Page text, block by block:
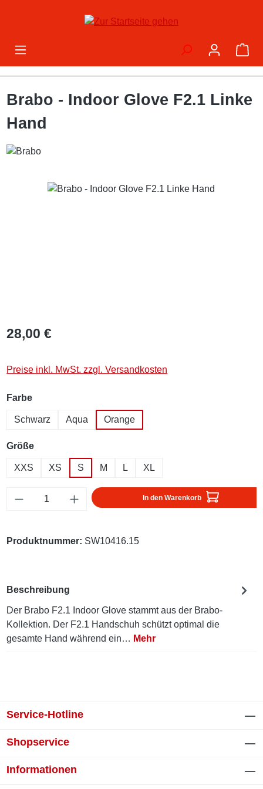
Zum Hauptinhalt springen
Brabo - Indoor Glove F2.1 Linke
Hand
Bildergalerie überspringen
28,00 €
Preise inkl. MwSt. zzgl. Versandkosten
Farbeauswählen
Schwarz Aqua Orange
Größeauswählen
XXS XS S M L XL
Produkt Anzahl: Gib den gewünschten
In den Warenkorb
Produktnummer: SW10416.15
Beschreibung
Der Brabo F2.1 Indoor Glove stammt aus der Brabo-
Kollektion. Der F2.1 Handschuh schützt optimal die
gesamte Hand während ein… Mehr
Service-Hotline
Shopservice
Informationen